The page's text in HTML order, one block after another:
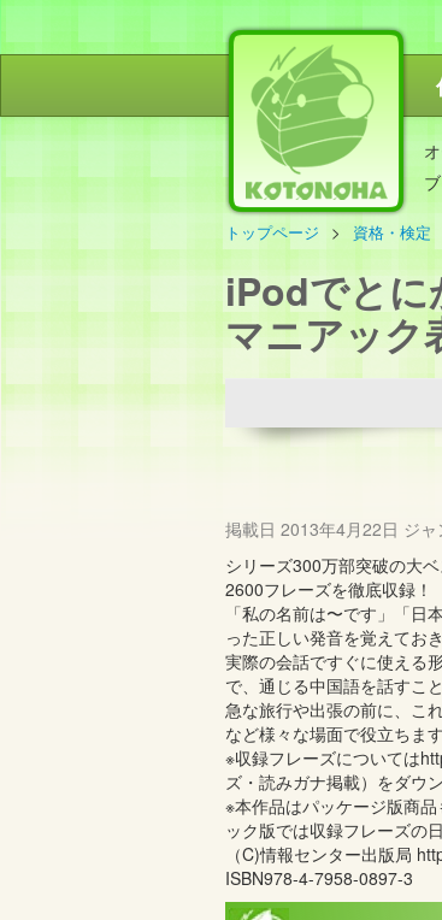
トップページ 資格・検定
iPodでとに
マニアック
掲載日 2013年4月22日 ジャ
シリーズ300万部突破の大
2600フレーズを徹底収録！
「私の名前は〜です」「
った正しい発音を覚えてお
実際の会話ですぐに使える
で、通じる中国語を話すこ
急な旅行や出張の前に、こ
など様々な場面で役立ちます
※収録フレーズについては
ズ・読みガナ掲載）をダウ
※本作品はパッケージ版商
ック版では収録フレーズの
（C)情報センター出版局
ISBN978-4-7958-0897-3